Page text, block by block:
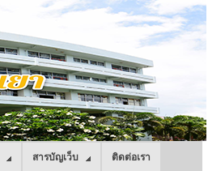
สารบัญเว็บ ติดต่อเรา